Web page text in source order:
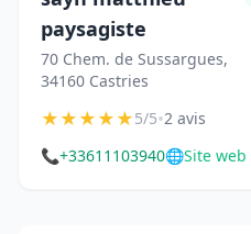
paysagiste
70 Chem. de Sussargues,
34160 Castries
★★★★★5/5•2 avis
📞+33611103940🌐Site web